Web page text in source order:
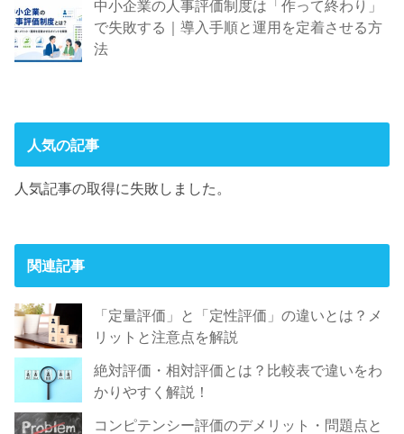
中小企業の人事評価制度は「作って終わり」
で失敗する｜導入手順と運用を定着させる方
法
人気の記事
人気記事の取得に失敗しました。
関連記事
「定量評価」と「定性評価」の違いとは？メ
リットと注意点を解説
絶対評価・相対評価とは？比較表で違いをわ
かりやすく解説！
コンピテンシー評価のデメリット・問題点と